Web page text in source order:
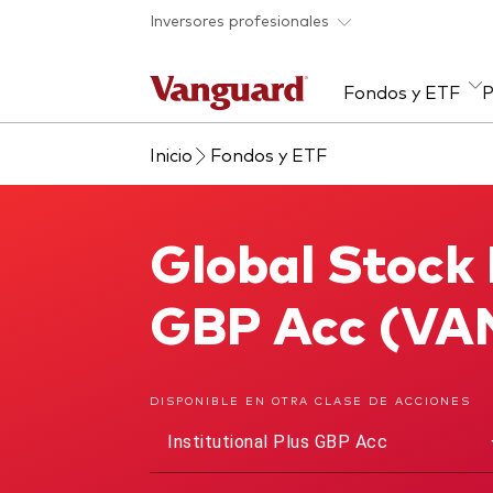
Saltar al contenido principal
Inversores profesionales
Fondos y ETF
Listado de todos
nuestros fondos y ETF
Artículos y análisis
Recursos para asesores
Para tus clientes
Acerca de Vanguard
Inicio Fondos y ETF
Global
GBP Acc
DISPONIBLE EN OTRA CLASE DE ACCIONES
Institutional Plus GBP Acc